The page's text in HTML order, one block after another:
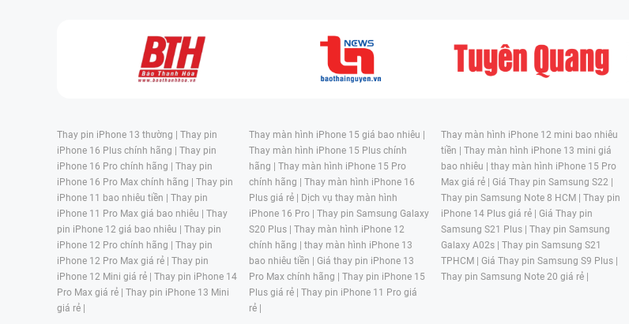
Thay pin iPhone 13 thường | Thay pin
iPhone 16 Plus chính hãng | Thay pin
iPhone 16 Pro chính hãng | Thay pin
iPhone 16 Pro Max chính hãng | Thay pin
iPhone 11 bao nhiêu tiền | Thay pin
iPhone 11 Pro Max giá bao nhiêu | Thay
pin iPhone 12 giá bao nhiêu | Thay pin
iPhone 12 Pro chính hãng | Thay pin
iPhone 12 Pro Max giá rẻ | Thay pin
iPhone 12 Mini giá rẻ | Thay pin iPhone 14
Pro Max giá rẻ | Thay pin iPhone 13 Mini
giá rẻ |
Thay màn hình iPhone 15 giá bao nhiêu |
Thay màn hình iPhone 15 Plus chính
hãng | Thay màn hình iPhone 15 Pro
chính hãng | Thay màn hình iPhone 16
Plus giá rẻ | Dịch vụ thay màn hình
iPhone 16 Pro | Thay pin Samsung Galaxy
S20 Plus | Thay màn hình iPhone 12
chính hãng | thay màn hình iPhone 13
bao nhiêu tiền | Giá thay pin iPhone 13
Pro Max chính hãng | Thay pin iPhone 15
Plus giá rẻ | Thay pin iPhone 11 Pro giá
rẻ |
Thay màn hình iPhone 12 mini bao nhiêu
tiền | Thay màn hình iPhone 13 mini giá
bao nhiêu | thay màn hình iPhone 15 Pro
Max giá rẻ | Giá Thay pin Samsung S22 |
Thay pin Samsung Note 8 HCM | Thay pin
iPhone 14 Plus giá rẻ | Giá Thay pin
Samsung S21 Plus | Thay pin Samsung
Galaxy A02s | Thay pin Samsung S21
TPHCM | Giá Thay pin Samsung S9 Plus |
Thay pin Samsung Note 20 giá rẻ |